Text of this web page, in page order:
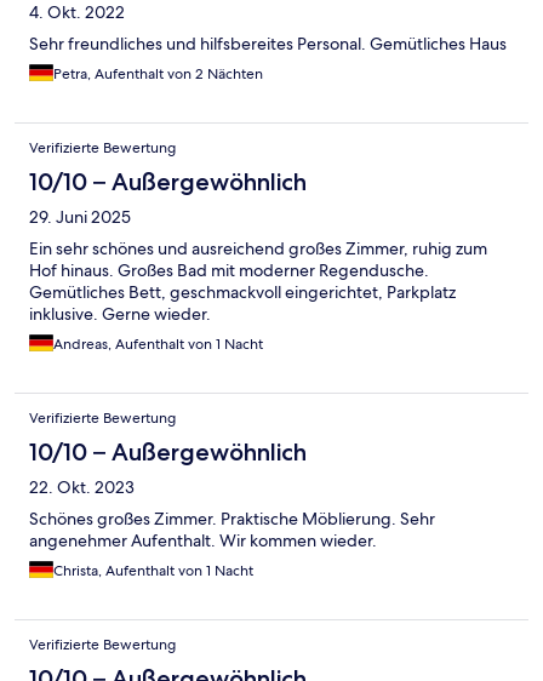
4. Okt. 2022
Sehr freundliches und hilfsbereites Personal. Gemütliches Haus
Petra, Aufenthalt von 2 Nächten
Verifizierte Bewertung
10/10 – Außergewöhnlich
29. Juni 2025
Ein sehr schönes und ausreichend großes Zimmer, ruhig zum
Hof hinaus. Großes Bad mit moderner Regendusche.
Gemütliches Bett, geschmackvoll eingerichtet, Parkplatz
inklusive. Gerne wieder.
Andreas, Aufenthalt von 1 Nacht
Verifizierte Bewertung
10/10 – Außergewöhnlich
22. Okt. 2023
Schönes großes Zimmer. Praktische Möblierung. Sehr
angenehmer Aufenthalt. Wir kommen wieder.
Christa, Aufenthalt von 1 Nacht
Verifizierte Bewertung